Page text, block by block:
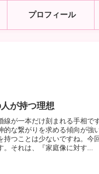
プロフィール
が持つ理想
線が一本だけ刻まれる手相で
的な繋がりを求める傾向が強
持つことは少ないですね。今
それは、『家庭像に対す...